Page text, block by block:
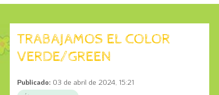
TRABAJAMOS EL COLOR
VERDE/GREEN
Publicado: 03 de abril de 2024, 15:21